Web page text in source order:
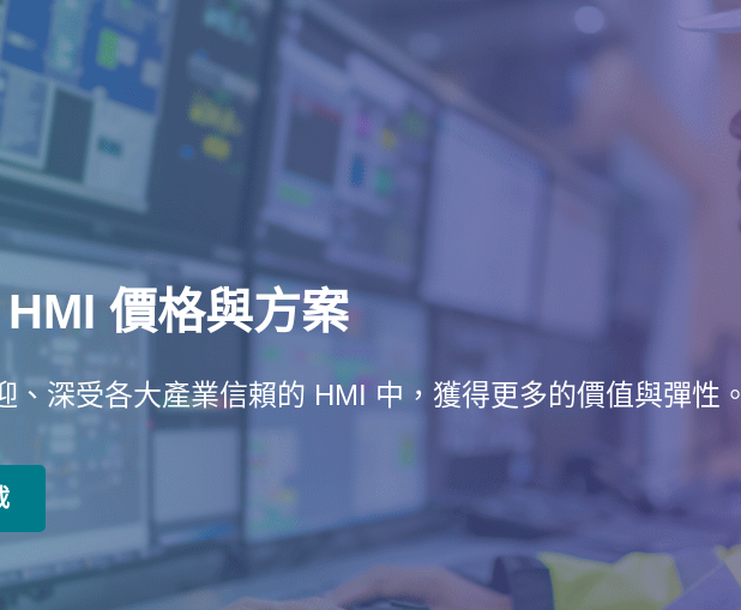
價格與方案
、深受各大產業信賴的 HMI 中，獲得更多的價值與彈性。